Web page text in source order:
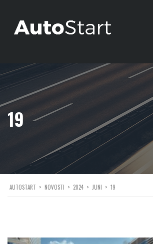
19
AUTOSTART > NOVOSTI > 2024 > JUNI > 19